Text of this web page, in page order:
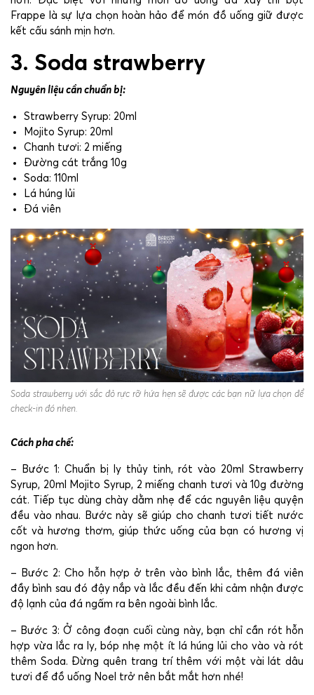
Frappe là sự lựa chọn hoàn hảo để món đồ uống giữ được
kết cấu sánh mịn hơn.
3. Soda strawberry
Nguyên liệu cần chuẩn bị:
Strawberry Syrup: 20ml
Mojito Syrup: 20ml
Chanh tươi: 2 miếng
Đường cát trắng 10g
Soda: 110ml
Lá húng lủi
Đá viên
Soda strawberry với sắc đỏ rực rỡ hứa hẹn sẽ được các bạn nữ lựa chọn để
check-in đó nhen.
Cách pha chế:
– Bước 1: Chuẩn bị ly thủy tinh, rót vào 20ml Strawberry
Syrup, 20ml Mojito Syrup, 2 miếng chanh tươi và 10g đường
cát. Tiếp tục dùng chày dằm nhẹ để các nguyên liệu quyện
đều vào nhau. Bước này sẽ giúp cho chanh tươi tiết nước
cốt và hương thơm, giúp thức uống của bạn có hương vị
ngon hơn.
– Bước 2: Cho hỗn hợp ở trên vào bình lắc, thêm đá viên
đầy bình sau đó đậy nắp và lắc đều đến khi cảm nhận được
độ lạnh của đá ngấm ra bên ngoài bình lắc.
– Bước 3: Ở công đoạn cuối cùng này, bạn chỉ cần rót hỗn
hợp vừa lắc ra ly, bóp nhẹ một ít lá húng lủi cho vào và rót
thêm Soda. Đừng quên trang trí thêm với một vài lát dâu
tươi để đồ uống Noel trở nên bắt mắt hơn nhé!